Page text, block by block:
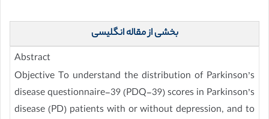
بخشی از مقاله انگلیسی
Abstract
Objective To understand the distribution of Parkinson’s
disease questionnaire-39 (PDQ-39) scores in Parkinson’s
disease (PD) patients with or without depression, and to